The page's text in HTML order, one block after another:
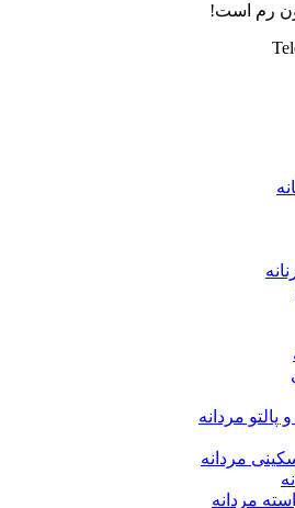
رم است!
پالتو مردانه
مردانه
مردانه